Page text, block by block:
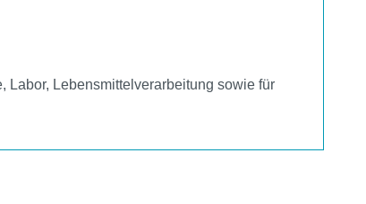
Labor, Lebensmittelverarbeitung sowie für